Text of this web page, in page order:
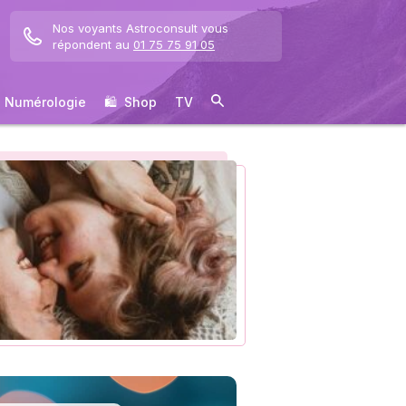
Nos voyants Astroconsult vous
répondent au 01 75 75 91 05
Numérologie 🛍 ️ Shop TV